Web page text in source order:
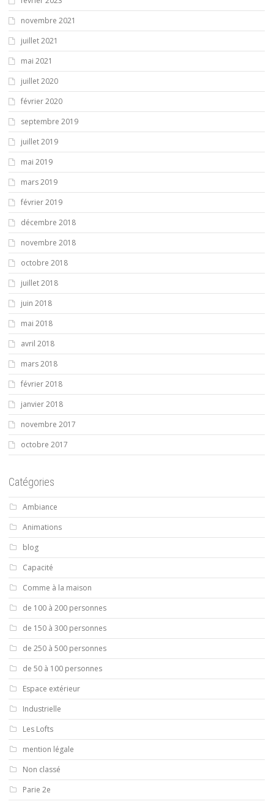
novembre 2021
juillet 2021
mai 2021
juillet 2020
février 2020
septembre 2019
juillet 2019
mai 2019
mars 2019
février 2019
décembre 2018
novembre 2018
octobre 2018
juillet 2018
juin 2018
mai 2018
avril 2018
mars 2018
février 2018
janvier 2018
novembre 2017
octobre 2017
Catégories
Ambiance
Animations
blog
Capacité
Comme à la maison
de 100 à 200 personnes
de 150 à 300 personnes
de 250 à 500 personnes
de 50 à 100 personnes
Espace extérieur
Industrielle
Les Lofts
mention légale
Non classé
Parie 2e